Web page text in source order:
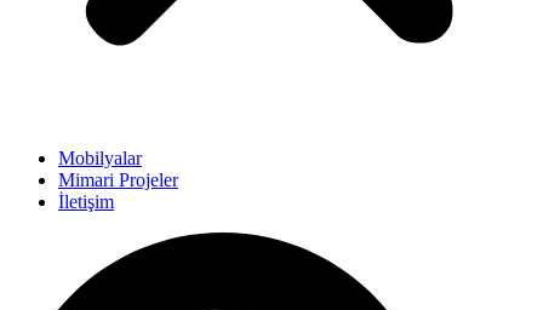
Mobilyalar
Mimari Projeler
İletişim